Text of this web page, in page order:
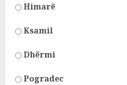
Himarë
Ksamil
Dhërmi
Pogradec